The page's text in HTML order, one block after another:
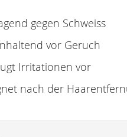
gegen Schweiss
vor Geruch
Irritationen vor
nach der